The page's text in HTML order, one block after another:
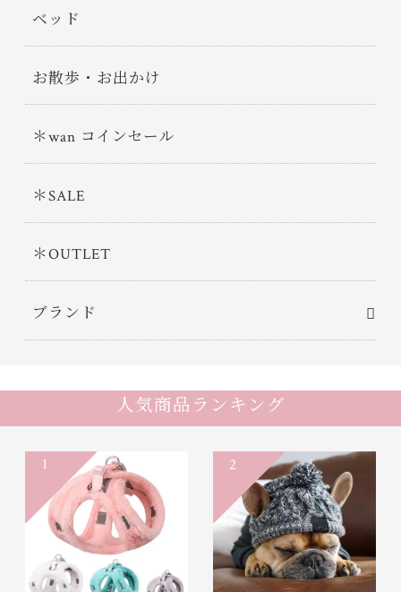
ベッド
お散歩・お出かけ
＊wan コインセール
＊SALE
＊OUTLET
ブランド
人気商品ランキング
1 2